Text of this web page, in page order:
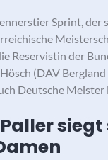
Sprint, der
Reservistin der
(DAV
Deutsche Meister